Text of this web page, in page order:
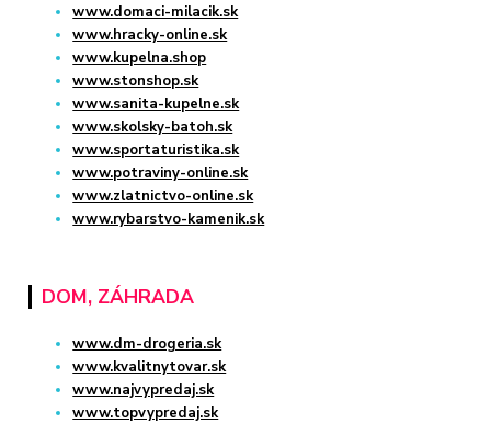
www.domaci-milacik.sk
www.hracky-online.sk
www.kupelna.shop
www.stonshop.sk
www.sanita-kupelne.sk
www.skolsky-batoh.sk
www.sportaturistika.sk
www.potraviny-online.sk
www.zlatnictvo-online.sk
www.rybarstvo-kamenik.sk
DOM, ZÁHRADA
www.dm-drogeria.sk
www.kvalitnytovar.sk
www.najvypredaj.sk
www.topvypredaj.sk